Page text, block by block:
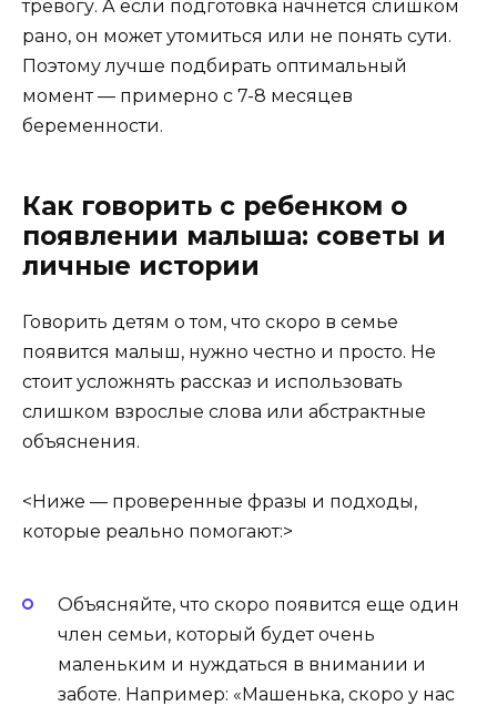
тревогу. А если подготовка начнется слишком
рано, он может утомиться или не понять сути.
Поэтому лучше подбирать оптимальный
момент — примерно с 7-8 месяцев
беременности.
Как говорить с ребенком о
появлении малыша: советы и
личные истории
Говорить детям о том, что скоро в семье
появится малыш, нужно честно и просто. Не
стоит усложнять рассказ и использовать
слишком взрослые слова или абстрактные
объяснения.
<Ниже — проверенные фразы и подходы,
которые реально помогают:>
Объясняйте, что скоро появится еще один
член семьи, который будет очень
маленьким и нуждаться в внимании и
заботе. Например: «Машенька, скоро у нас